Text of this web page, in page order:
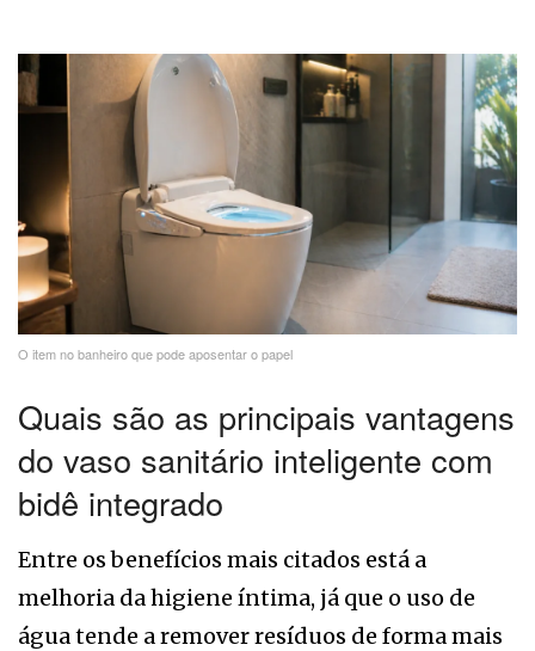
O item no banheiro que pode aposentar o papel
Quais são as principais vantagens
do vaso sanitário inteligente com
bidê integrado
Entre os benefícios mais citados está a
melhoria da higiene íntima, já que o uso de
água tende a remover resíduos de forma mais